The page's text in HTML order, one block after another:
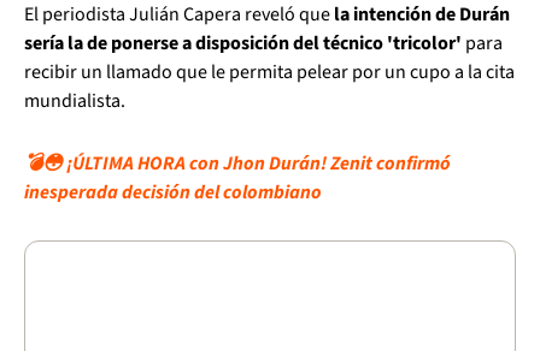
El periodista Julián Capera reveló quela intención de Durán
sería la de ponerse a disposición del técnico 'tricolor' para
recibir un llamado que le permita pelear por un cupo a la cita
mundialista.
💣😳 ¡ÚLTIMA HORA con Jhon Durán! Zenit confirmó
inesperada decisión del colombiano